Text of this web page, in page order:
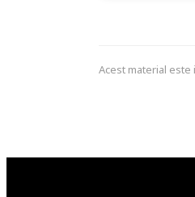
Acest material